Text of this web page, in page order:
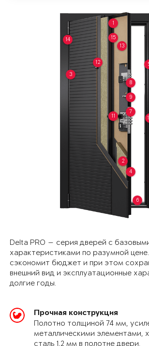
1
2
3
4
6
7
8
9
11
12
13
14 15
Delta PRO — серия дверей с
характеристиками по разумной
сэкономит бюджет и при этом
внешний вид и эксплуатационные
долгие годы.
Прочная конструкция
Полотно толщиной 74 мм,
металлическими элементами,
сталь 1,2 мм в полотне двери.